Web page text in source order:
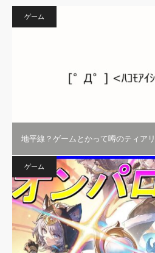
ゲーム
地平線？ゲームとかって噂のティア
ゲーム